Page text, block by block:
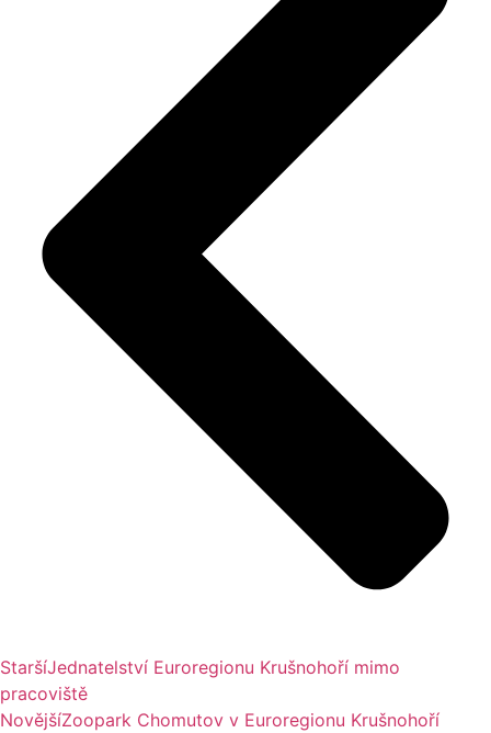
StaršíJednatelství Euroregionu Krušnohoří mimo
pracoviště
NovějšíZoopark Chomutov v Euroregionu Krušnohoří